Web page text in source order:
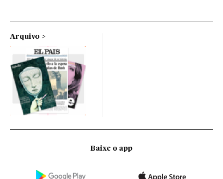
Arquivo
Baixe o app